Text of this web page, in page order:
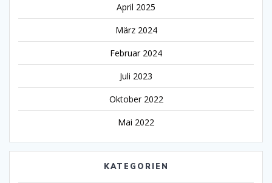
April 2025
März 2024
Februar 2024
Juli 2023
Oktober 2022
Mai 2022
KATEGORIEN